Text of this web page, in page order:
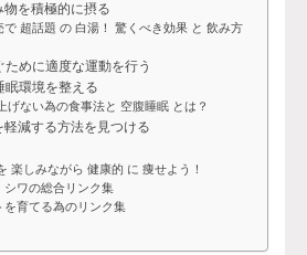
を積極的に摂る
で 超話題 の 白湯！ 驚くべき効果 と 飲み方
めに適度な運動を行う
環境を整える
げない為の食事法と 空腹睡眠 とは？
減する方法を見つける
楽しみながら 健康的 に 痩せよう！
シワの総合リンク集
を育てる為のリンク集